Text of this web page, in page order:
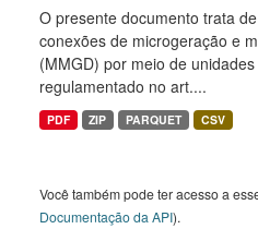
O presente documento trata
conexões de microgeração e
(MMGD) por meio de
regulamentado no art....
PDF ZIP PARQUET CSV
Você também pode ter acesso a
Documentação da API).